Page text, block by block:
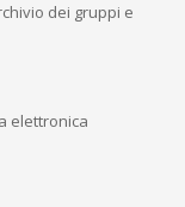
dei gruppi e
elettronica